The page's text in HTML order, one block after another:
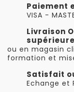
Paiement
VISA -
Livraison
ou en magasin
formation et
Satisfait
Echange et